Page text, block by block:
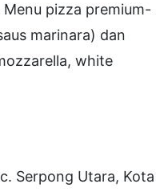
pizza premium-
marinara) dan
white
Serpong Utara, Kota